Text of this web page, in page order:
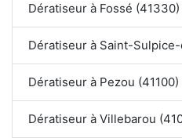
Dératiseur à Fossé (41330)
Dératiseur à Saint-
Dératiseur à Pezou (41100)
Dératiseur à Villebarou